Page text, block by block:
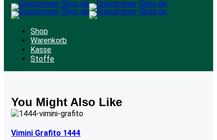
Shop
Warenkorb
Kasse
Stoffe
You Might Also Like
Vimini Grafito 1444